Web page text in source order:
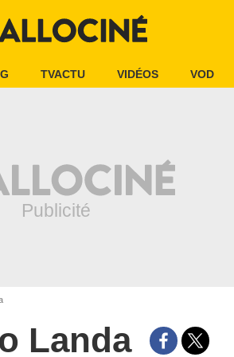
TVACTU VIDÉOS VOD
Landa